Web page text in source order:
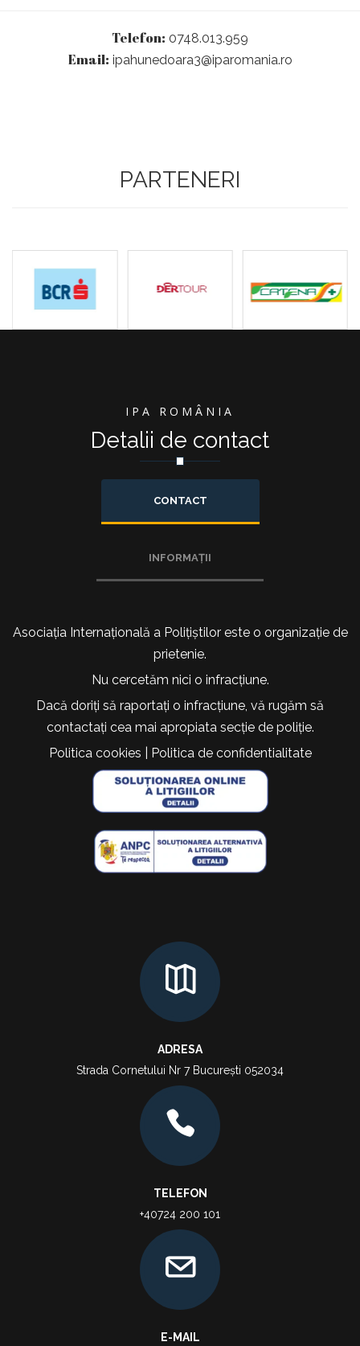
Telefon: 0748.013.959
Email: ipahunedoara3@iparomania.ro
PARTENERI
IPA ROMÂNIA
Detalii de contact
CONTACT
INFORMAȚII
Asociația Internațională a Polițiștilor este o organizație de
prietenie.
Nu cercetăm nici o infracțiune.
Dacă doriți să raportați o infracțiune, vă rugăm să
contactați cea mai apropiata secție de poliție.
Politica cookies
Politica de confidentialitate
ADRESA
Strada Cornetului Nr 7 București 052034
TELEFON
+40724 200 101
E-MAIL